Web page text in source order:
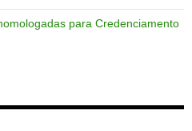
para Credenciamento